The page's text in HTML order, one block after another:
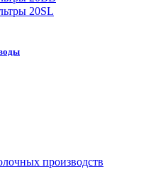
20SL
производств